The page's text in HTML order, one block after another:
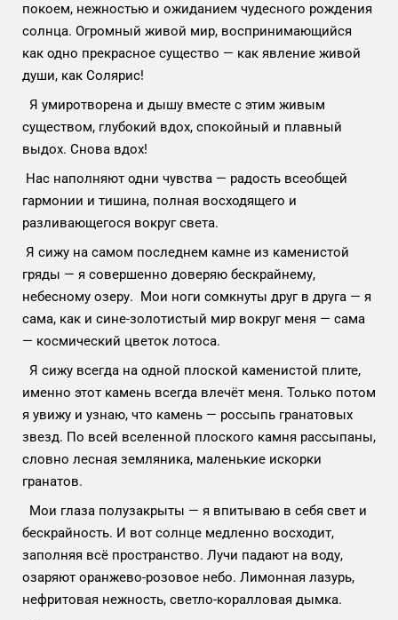
покоем, нежностью и ожиданием чудесного рождения
солнца. Огромный живой мир, воспринимающийся
как одно прекрасное существо — как явление живой
души, как Солярис!
Я умиротворена и дышу вместе с этим живым
существом, глубокий вдох, спокойный и плавный
выдох. Снова вдох!
Нас наполняют одни чувства — радость всеобщей
гармонии и тишина, полная восходящего и
разливающегося вокруг света.
Я сижу на самом последнем камне из каменистой
гряды — я совершенно доверяю бескрайнему,
небесному озеру. Мои ноги сомкнуты друг в друга — я
сама, как и сине-золотистый мир вокруг меня — сама
— космический цветок лотоса.
Я сижу всегда на одной плоской каменистой плите,
именно этот камень всегда влечёт меня. Только потом
я увижу и узнаю, что камень — россыпь гранатовых
звезд. По всей вселенной плоского камня рассыпаны,
словно лесная земляника, маленькие искорки
гранатов.
Мои глаза полузакрыты — я впитываю в себя свет и
бескрайность. И вот солнце медленно восходит,
заполняя всё пространство. Лучи падают на воду,
озаряют оранжево-розовое небо. Лимонная лазурь,
нефритовая нежность, светло-коралловая дымка.